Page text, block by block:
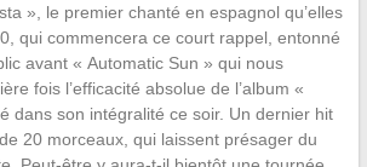
», le premier chanté en espagnol qu’elles
qui commencera ce court rappel, entonné
avant « Automatic Sun » qui nous
fois l’efficacité absolue de l’album «
dans son intégralité ce soir. Un dernier hit
20 morceaux, qui laissent présager du